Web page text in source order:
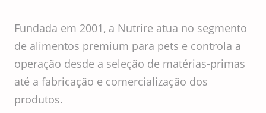
Fundada em 2001, a Nutrire atua no segmento
de alimentos premium para pets e controla a
operação desde a seleção de matérias-primas
até a fabricação e comercialização dos
produtos.